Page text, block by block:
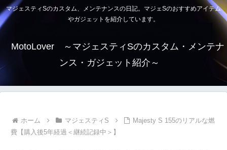
マジェスティSのカスタム、メンテナンスの日記。マジェSのおすすめアイテム
やガジェットを紹介しています。
MotoLover ～マジェスティSのカスタム・メンテナ
ンス・ガジェット紹介～
ホーム マジェスティS
Majesty S 155のリアルな燃
費【購入後5年経過＜継続記録中＞】